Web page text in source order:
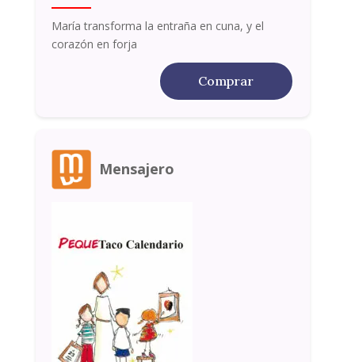
María transforma la entraña en cuna, y el
corazón en forja
Comprar
Mensajero